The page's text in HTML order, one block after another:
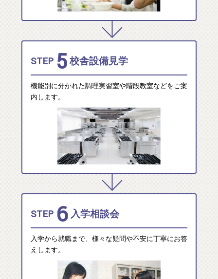
STEP 5 校舎設備見学
機能別に分かれた調理実習室や階段教室などをご案
内します。
STEP 6 入学相談会
入学から就職まで、様々な疑問や不安に丁寧にお答
えします。